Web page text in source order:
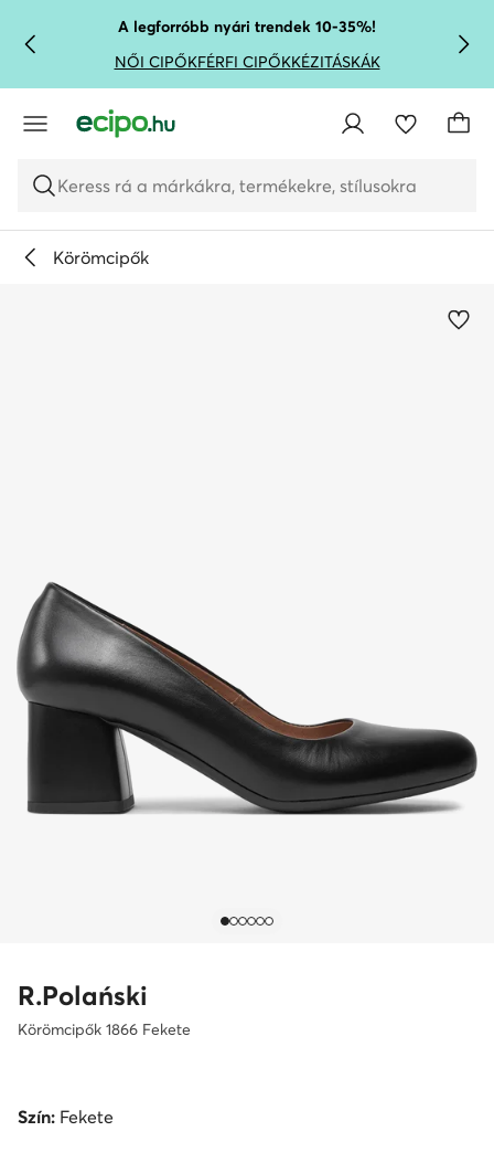
UGRÁS A FŐ TARTALOMRA
UGRÁS A KERESÉSHEZA legforróbb nyári trendek 10-35%!
NŐI CIPŐKFÉRFI CIPŐKKÉZITÁSKÁK
Keress rá a márkákra, termékekre, stílusokra
Körömcipők
R.Polański
Körömcipők 1866 Fekete
Szín: Fekete